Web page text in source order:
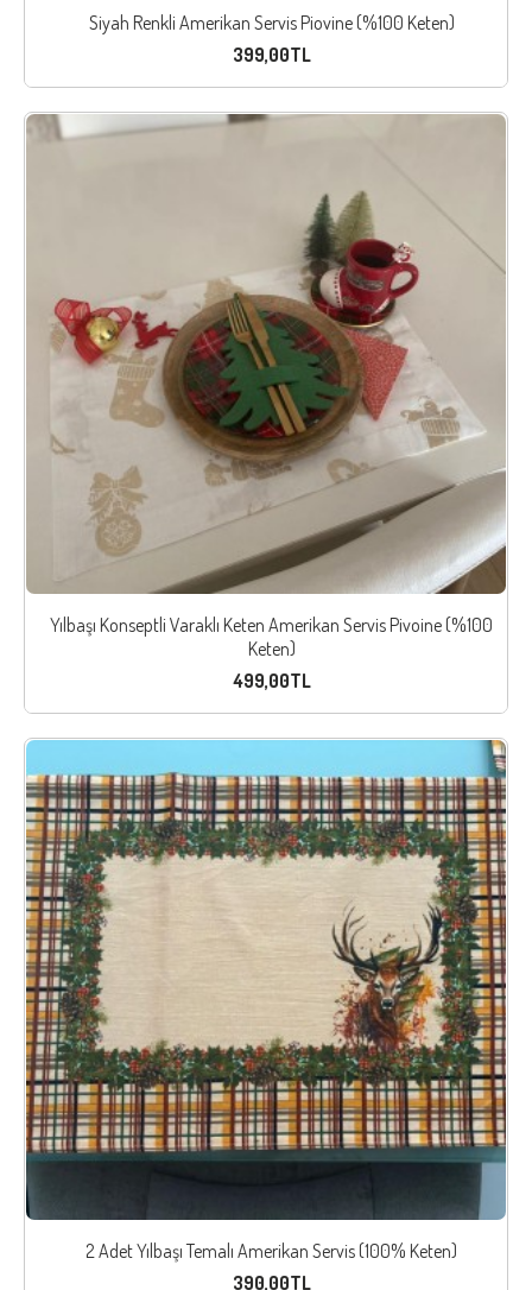
Siyah Renkli Amerikan Servis Piovine (%100 Keten)
399,00TL
Yılbaşı Konseptli Varaklı Keten Amerikan Servis Pivoine (%100
Keten)
499,00TL
2 Adet Yılbaşı Temalı Amerikan Servis (100% Keten)
390,00TL